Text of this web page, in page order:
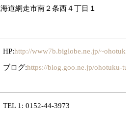
道網走市南２条西４丁目１
HP:http://www7b.biglobe.ne.jp/~ohotuku-
ブログ:https://blog.goo.ne.jp/ohotuku-
TEL 1: 0152-44-3973